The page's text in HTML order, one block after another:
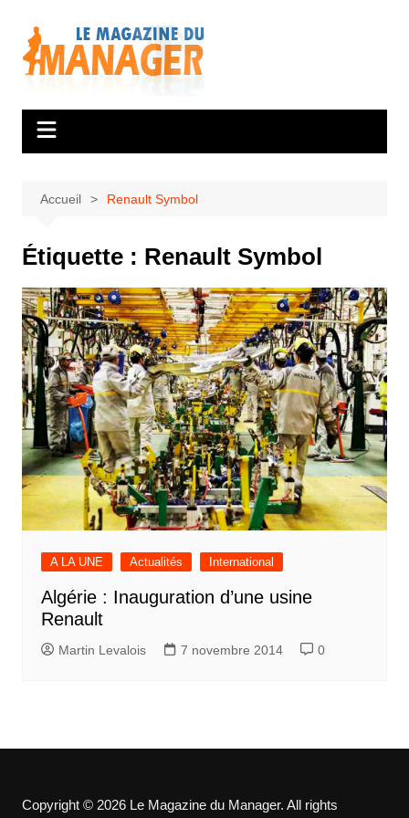
contenu
Accueil Renault Symbol
Étiquette : Renault Symbol
A LA UNE Actualités International
Algérie : Inauguration d’une usine
Renault
Martin Levalois 7 novembre 2014 0
Copyright © 2026 Le Magazine du Manager. All rights